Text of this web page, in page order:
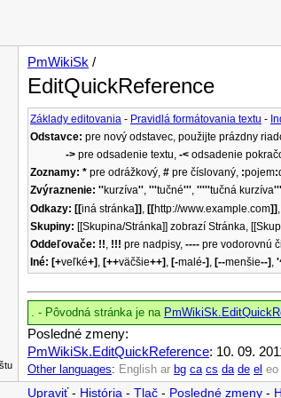
PmWikiSk /
EditQuickReference
Základy editovania - Pravidlá formátovania textu -
Odstavce: pre nový odstavec, použijte prázdny
-> pre odsadenie textu, -< odsadenie
Zoznamy: * pre odrážkový, # pre číslovaný, :pojem:
Zvýraznenie: ''kurzíva'', '''tučné''', '''''tučná kurzíva
Odkazy: [[iná stránka]] , [[http://www.example.com]] ,
Skupiny: [[Skupina/Stránka]] zobrazí Stránka,
Oddeľovače: !!, !!! pre nadpisy, ---- pre vodorovnú
Iné: [+veľké+] , [++väčšie++] , [-malé-] , [--menšie--] ,
. - Pôvodná stránka je na
Posledné zmeny:
PmWikiSk.EditQuickReference: 10. 09.
Other languages: English ar bg ca cs da de el eo
Upraviť- História - Tlač - Posledné zmeny -